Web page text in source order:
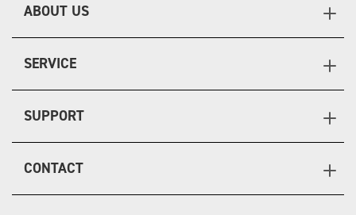
ABOUT US
SERVICE
SUPPORT
CONTACT